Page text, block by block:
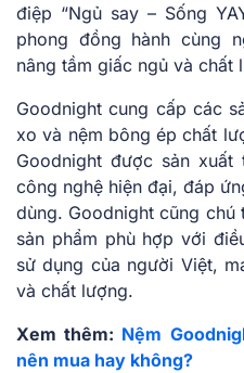
điệp “Ngủ say – Sống
phong đồng hành cùng
nâng tầm giấc ngủ và chất
Goodnight cung cấp các
xo và nệm bông ép chất
Goodnight được sản
công nghệ hiện đại, đáp
dùng. Goodnight cũng
sản phẩm phù hợp với
sử dụng của người Việt,
và chất lượng.
Xem thêm: Nệm
nên mua hay không?